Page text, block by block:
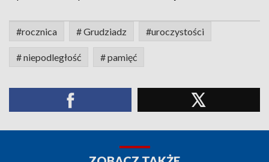
#rocznica # Grudziadz #uroczystości
# niepodległość # pamięć